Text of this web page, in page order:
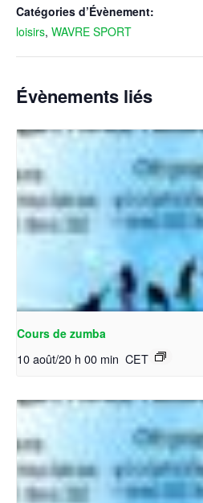
Catégories d’Évènement:
loisirs, WAVRE SPORT
Évènements liés
Cours de zumba
10 août/20 h 00 min CET